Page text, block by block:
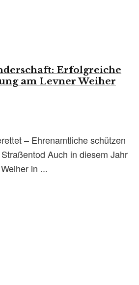
Erfolgreiche
am Levner Weiher
– Ehrenamtliche schützen
Auch in diesem Jahr
in ...